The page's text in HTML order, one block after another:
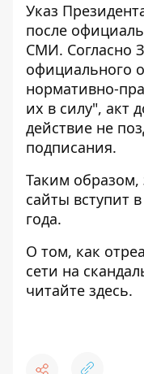
Указ
после
СМИ. Согласно
официального
нормативно-
их в силу", акт
действие не
подписания.
Таким образом,
сайты вступит
года.
О том, как
сети на
читайте здесь.